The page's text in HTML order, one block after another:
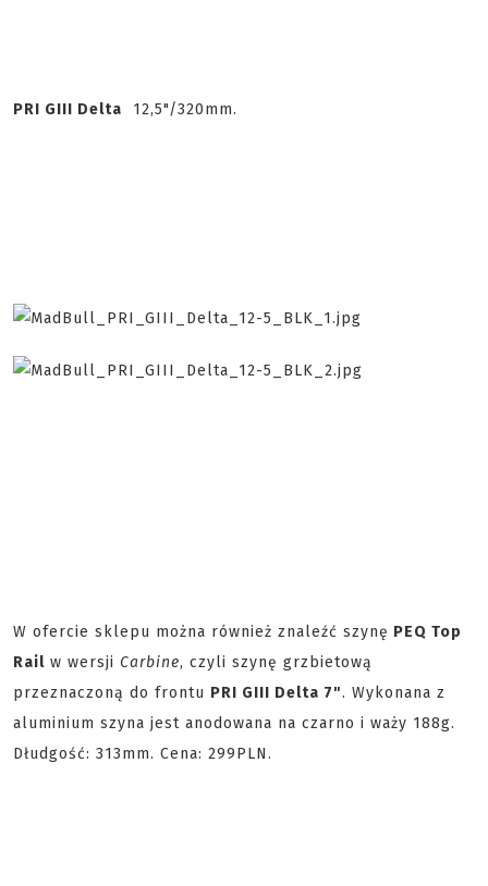
PRI GIII Delta 12,5"/320mm.
W ofercie sklepu można również znaleźć szynę PEQ Top
Rail w wersji Carbine, czyli szynę grzbietową
przeznaczoną do frontu PRI GIII Delta 7". Wykonana z
aluminium szyna jest anodowana na czarno i waży 188g.
Dłudgość: 313mm. Cena: 299PLN.